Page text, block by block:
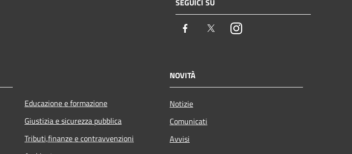
SEGUICI SU
Facebook TwitterInstagram
Educazione e formazione
Giustizia e sicurezza pubblica
Tributi,finanze e contravvenzioni
NOVITÀ
Notizie
Comunicati
Avvisi